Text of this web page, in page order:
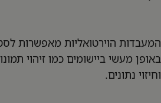
המעבדות הוירטואליות מאפשרות
באופן מעשי ביישומים כמו זיהוי
וחיזוי נתונים.